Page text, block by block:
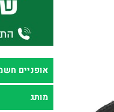
אופניים
מותג